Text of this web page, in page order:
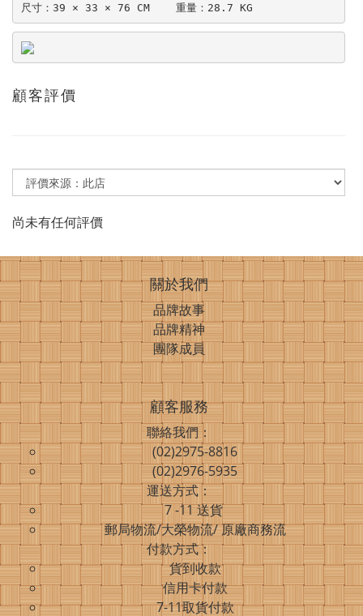
尺寸：39 × 33 × 76 CM    重量：28.7 KG
顧客評價
尚未有任何評價
關於我們
品牌故事
品牌精神
團隊成員
顧客服務
聯絡我們：
(02)2975-8816
(02)2976-5935
運送方式：
7 -11 送貨
郵局物流/大榮物流/ 原廠商務流
付款方式：
貨到收款
信用卡付款
7-11取貨付款